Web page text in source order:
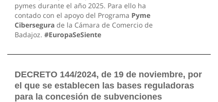
pymes durante el año 2025. Para ello ha
contado con el apoyo del Programa Pyme
Cibersegura de la Cámara de Comercio de
Badajoz. #EuropaSeSiente
DECRETO 144/2024, de 19 de noviembre, por
el que se establecen las bases reguladoras
para la concesión de subvenciones